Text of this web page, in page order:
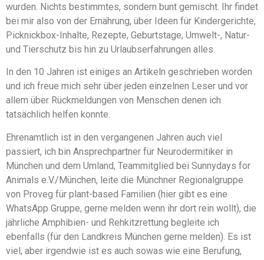
wurden. Nichts bestimmtes, sondern bunt gemischt. Ihr findet
bei mir also von der Ernährung, über Ideen für Kindergerichte,
Picknickbox-Inhalte, Rezepte, Geburtstage, Umwelt-, Natur-
und Tierschutz bis hin zu Urlaubserfahrungen alles.
In den 10 Jahren ist einiges an Artikeln geschrieben worden
und ich freue mich sehr über jeden einzelnen Leser und vor
allem über Rückmeldungen von Menschen denen ich
tatsächlich helfen konnte.
Ehrenamtlich ist in den vergangenen Jahren auch viel
passiert, ich bin Ansprechpartner für Neurodermitiker in
München und dem Umland, Teammitglied bei Sunnydays for
Animals e.V./München, leite die Münchner Regionalgruppe
von Proveg für plant-based Familien (hier gibt es eine
WhatsApp Gruppe, gerne melden wenn ihr dort rein wollt), die
jährliche Amphibien- und Rehkitzrettung begleite ich
ebenfalls (für den Landkreis München gerne melden). Es ist
viel, aber irgendwie ist es auch sowas wie eine Berufung,